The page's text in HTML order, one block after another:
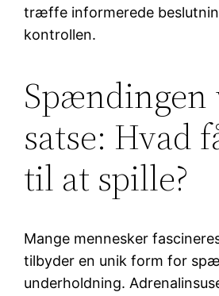
træffe informerede
kontrollen.
Spændingen
satse: Hvad
til at spille?
Mange mennesker
tilbyder en unik form for
underholdning.